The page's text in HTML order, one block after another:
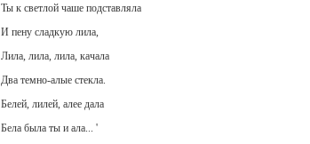
Ты к светлой чаше подставляла
И пену сладкую лила,
Лила, лила, лила, качала
Два темно-алые стекла.
Белей, лилей, алее дала
Бела была ты и ала... '